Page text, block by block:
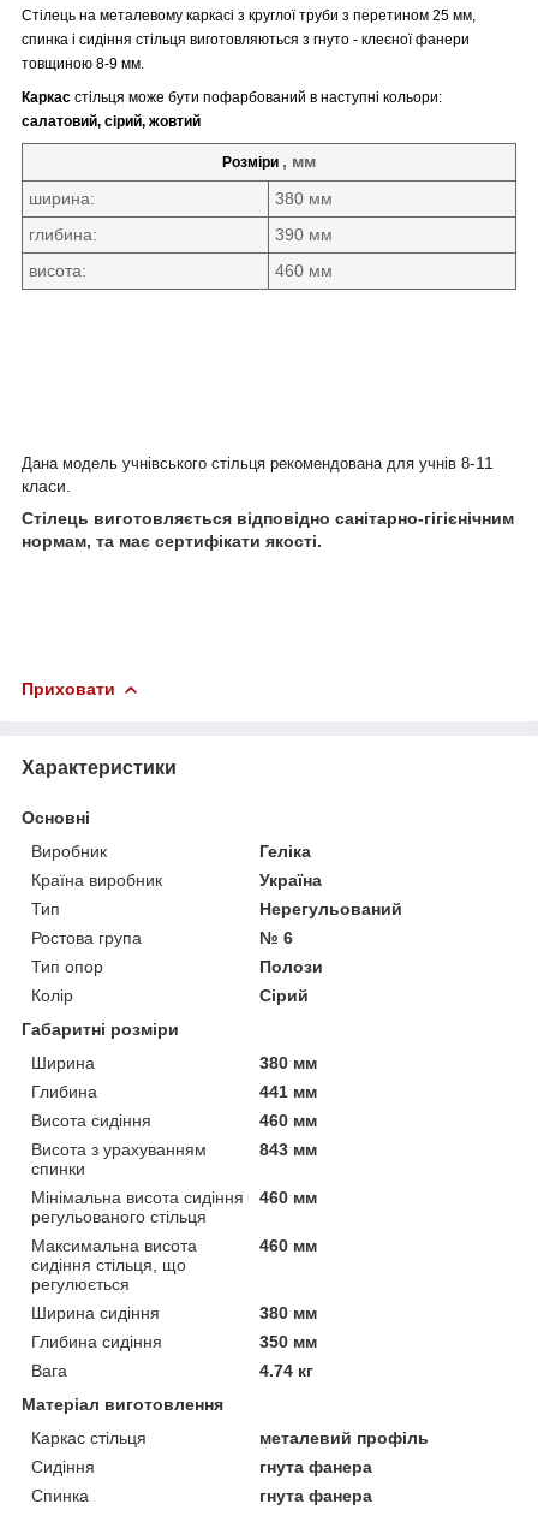
Стілець на металевому каркасі з круглої труби з перетином 25 мм,
спинка і сидіння стільця виготовляються з гнуто - клеєної фанери
товщиною 8-9 мм.
Каркас стільця може бути пофарбований в наступні кольори:
салатовий, сірий, жовтий
Розміри , мм
ширина:
380 мм
глибина:
390 мм
висота:
460 мм
Дана модель учнівського стільця рекомендована для учнів 8-11
класи.
Стілець виготовляється відповідно санітарно-гігієнічним
нормам, та має сертифікати якості.
Приховати
Характеристики
Основні
Виробник
Геліка
Країна виробник
Україна
Тип
Нерегульований
Ростова група
№ 6
Тип опор
Полози
Колір
Сірий
Габаритні розміри
Ширина
380 мм
Глибина
441 мм
Висота сидіння
460 мм
Висота з урахуванням
спинки
843 мм
Мінімальна висота сидіння
регульованого стільця
460 мм
Максимальна висота
сидіння стільця, що
регулюється
460 мм
Ширина сидіння
380 мм
Глибина сидіння
350 мм
Вага
4.74 кг
Матеріал виготовлення
Каркас стільця
металевий профіль
Сидіння
гнута фанера
Спинка
гнута фанера